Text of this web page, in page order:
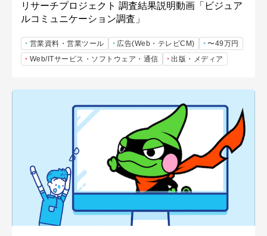
リサーチプロジェクト 調査結果説明動画「ビジュア
ルコミュニケーション調査」
営業資料・営業ツール 広告(Web・テレビCM)
〜49万円
Web/ITサービス・ソフトウェア・通信
出版・メディア